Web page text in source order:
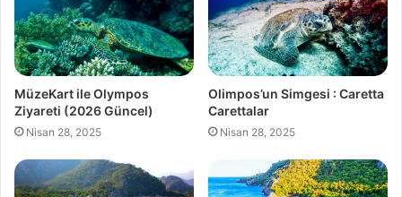
MüzeKart ile Olympos
Ziyareti (2026 Güncel)
Nisan 28, 2025
Olimpos’un Simgesi : Caretta
Carettalar
Nisan 28, 2025